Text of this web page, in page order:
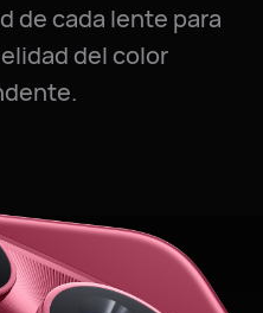
de cada lente para
del color